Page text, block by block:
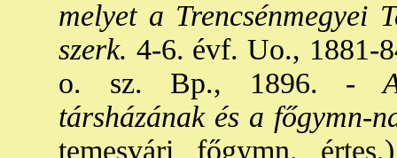
melyet a Trencsénmegyei
szerk. 4-6. évf. Uo., 1881-
o. sz. Bp., 1896. -
társházának és a főgymn-
temesvári főgymn.